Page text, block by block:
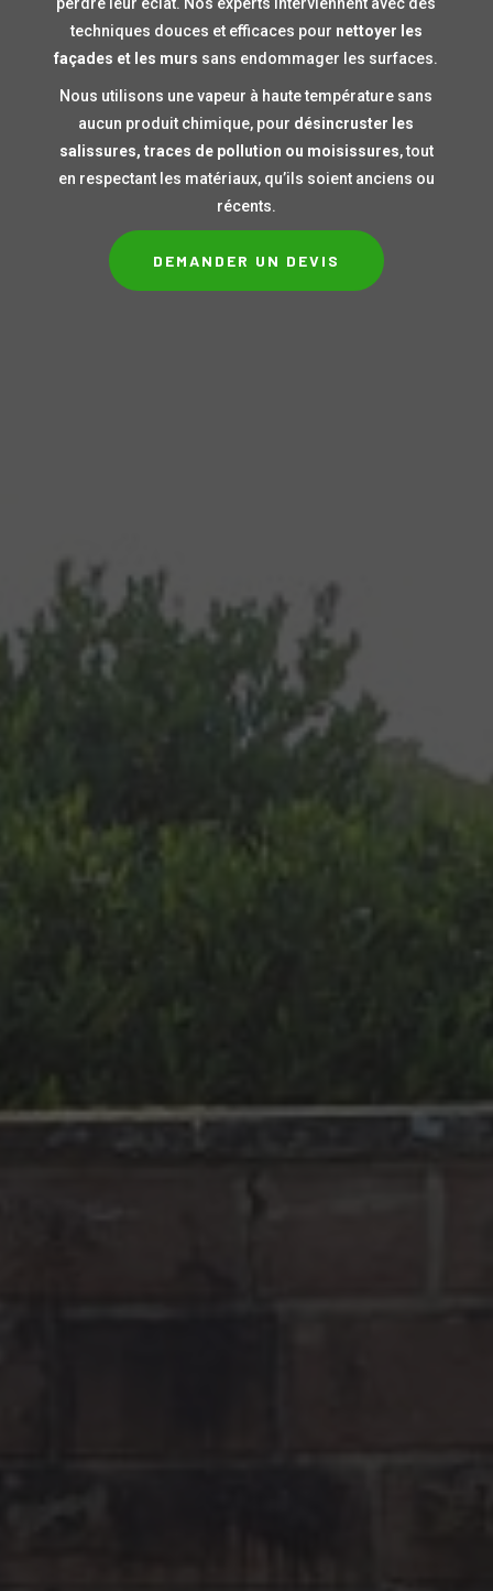
techniques douces et efficaces pour nettoyer les
façades et les murs sans endommager les surfaces.
Nous utilisons une vapeur à haute température sans
aucun produit chimique, pour désincruster les
salissures, traces de pollution ou moisissures, tout
en respectant les matériaux, qu’ils soient anciens ou
récents.
DEMANDER UN DEVIS